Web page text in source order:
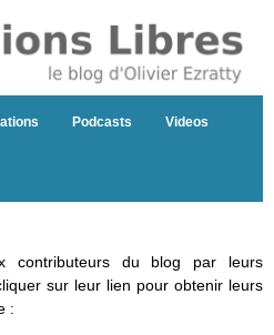
Podcasts Videos
contributeurs du blog par leurs
sur leur lien pour obtenir leurs
: